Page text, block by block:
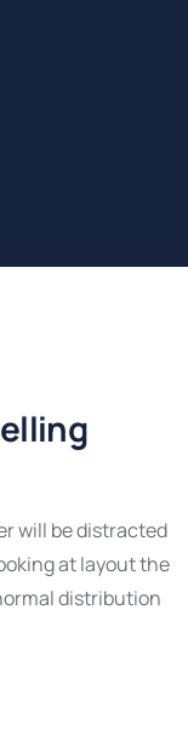
will be distracted
at layout the
distribution